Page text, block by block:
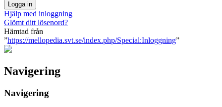
Logga in
Hjälp med inloggning
Glömt ditt lösenord?
Hämtad från
”https://mellopedia.svt.se/index.php/Special:Inloggning”
Navigering
Navigering